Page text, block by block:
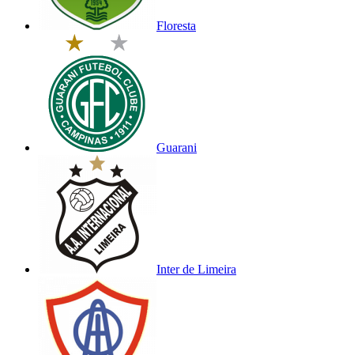
Floresta
Guarani
Inter de Limeira